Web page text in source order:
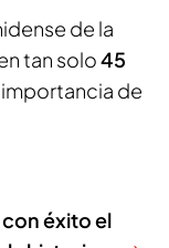
de la
tan solo45
de
éxito el